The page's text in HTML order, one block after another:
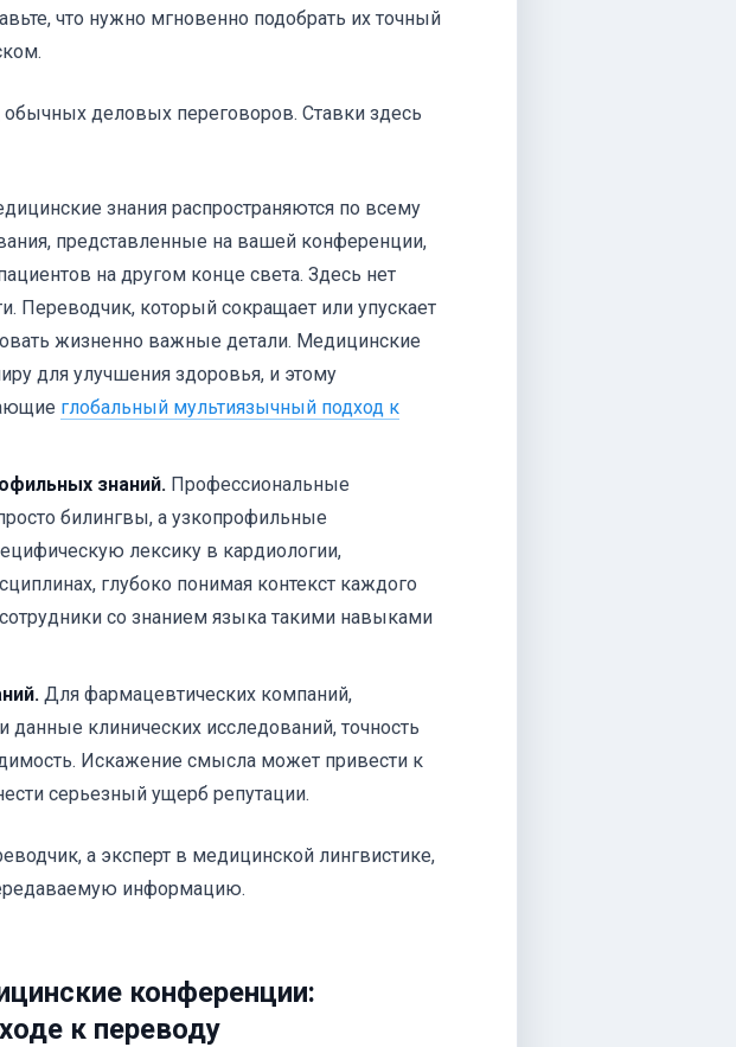
что нужно мгновенно подобрать их точный
деловых переговоров. Ставки здесь
знания распространяются по всему
представленные на вашей конференции,
на другом конце света. Здесь нет
Переводчик, который сокращает или упускает
жизненно важные детали. Медицинские
для улучшения здоровья, и этому
глобальный мультиязычный подход к
знаний. Профессиональные
билингвы, а узкопрофильные
лексику в кардиологии,
глубоко понимая контекст каждого
со знанием языка такими навыками
Для фармацевтических компаний,
клинических исследований, точность
Искажение смысла может привести к
серьезный ущерб репутации.
а эксперт в медицинской лингвистике,
информацию.
конференции:
к переводу